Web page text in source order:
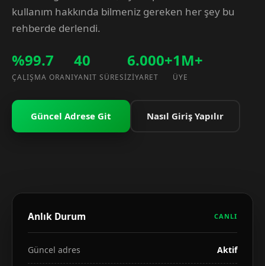
kullanım hakkında bilmeniz gereken her şey bu
rehberde derlendi.
%99.7
ÇALIŞMA ORANI
40
YANIT SÜRESI
6.000+
ZIYARET
1M+
ÜYE
Güncel Adrese Git Nasıl Giriş Yapılır
Anlık Durum CANLI
Güncel adres Aktif